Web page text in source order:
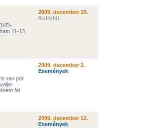
11-13.
2009. december 19.
Külföldi
van pár
fél
2009. december 2.
Események
2009. december 12.
Események